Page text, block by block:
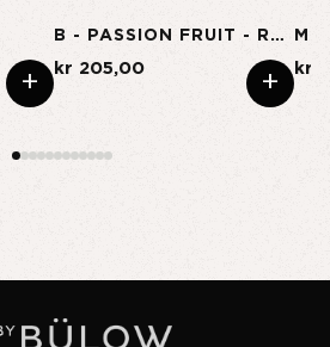
+
B - PASSION FRUIT - REGULAR
kr 205,00
+
kr